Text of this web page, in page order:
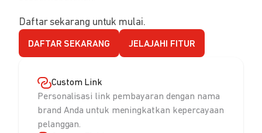
Daftar sekarang untuk mulai.
DAFTAR SEKARANG JELAJAHI FITUR
Custom Link
Personalisasi link pembayaran dengan nama
brand Anda untuk meningkatkan kepercayaan
pelanggan.